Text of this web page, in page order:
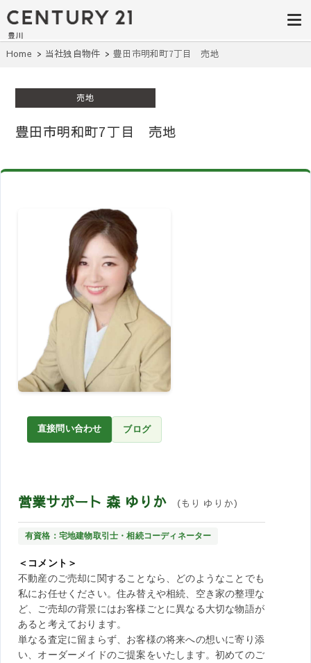
豊田市の中古
住宅・土地・
リノベ物件探
し｜センチュ
リー21豊川
建て・土地探しはセンチュリー21豊
川へ。豊田市内の最新物件情報を随
時更新中！駅近、建築条件無し、ペ
ット可、学区別など、お客様のこだ
Home 当社独自物件 豊田市明和町7丁目 売地
売地
豊田市明和町7丁目 売地
直接問い合わせ ブログ
営業サポート 森 ゆりか （もり ゆりか）
有資格：宅地建物取引士・相続コーディネーター
＜コメント＞
不動産のご売却に関することなら、どのようなことでも
私にお任せください。住み替えや相続、空き家の整理な
ど、ご売却の背景にはお客様ごとに異なる大切な物語が
あると考えております。
単なる査定に留まらず、お客様の将来への想いに寄り添
い、オーダーメイドのご提案をいたします。初めてのご